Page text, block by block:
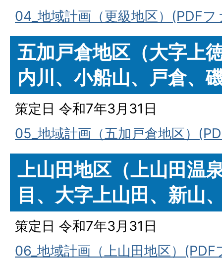
04_地域計画（更級地区）(PDF
五加戸倉地区（大字上
内川、小船山、戸倉、
策定日 令和7年3月31日
05_地域計画（五加戸倉地区）
上山田地区（上山田温
目、大字上山田、新山
策定日 令和7年3月31日
06_地域計画（上山田地区）